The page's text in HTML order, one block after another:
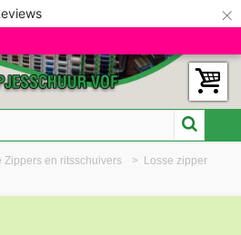
×
Zippers en ritsschuivers > Losse zipper